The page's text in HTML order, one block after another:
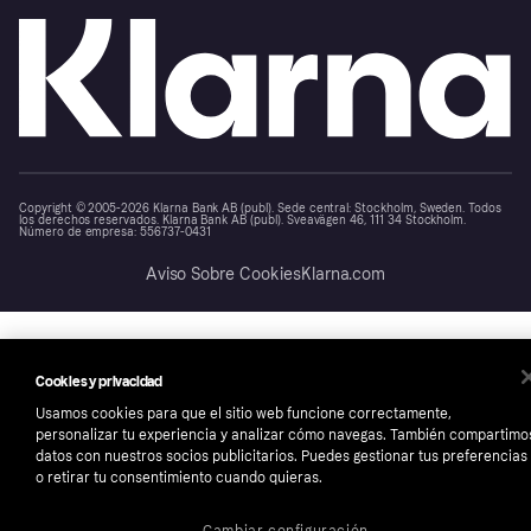
Copyright © 2005-2026 Klarna Bank AB (publ). Sede central: Stockholm, Sweden. Todos
los derechos reservados. Klarna Bank AB (publ). Sveavägen 46, 111 34 Stockholm.
Número de empresa: 556737-0431
Aviso Sobre CookiesKlarna.com
Cookies y privacidad
Usamos cookies para que el sitio web funcione correctamente,
personalizar tu experiencia y analizar cómo navegas. También
datos con nuestros socios publicitarios. Puedes gestionar tus preferencias
o retirar tu consentimiento cuando quieras.